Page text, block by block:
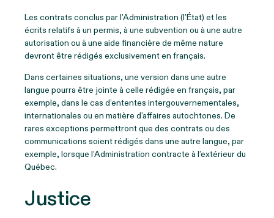
Les contrats conclus par l’Administration (l’État) et les
écrits relatifs à un permis, à une subvention ou à une autre
autorisation ou à une aide financière de même nature
devront être rédigés exclusivement en français.
Dans certaines situations, une version dans une autre
langue pourra être jointe à celle rédigée en français, par
exemple, dans le cas d’ententes intergouvernementales,
internationales ou en matière d’affaires autochtones. De
rares exceptions permettront que des contrats ou des
communications soient rédigés dans une autre langue, par
exemple, lorsque l’Administration contracte à l’extérieur du
Québec.
Justice